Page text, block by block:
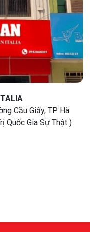
Cầu Giấy, TP Hà
Quốc Gia Sự Thật )